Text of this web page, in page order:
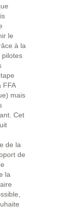
le
à la
pilotes
FFA
mais
Cet
de la
de
la